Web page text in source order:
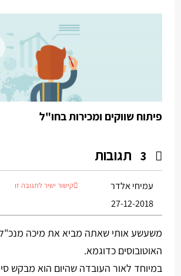
פיתוח שווקים ומכירות בחו"ל
3 תגובות
עמיחי אלדר
27-12-2018
קישור ישיר לתגובה זו
משעשע אותי שאתה מביא את מיכה
האוטובוסים כדוגמא.
במיוחד לאור העובדה שהיום הוא מבקש